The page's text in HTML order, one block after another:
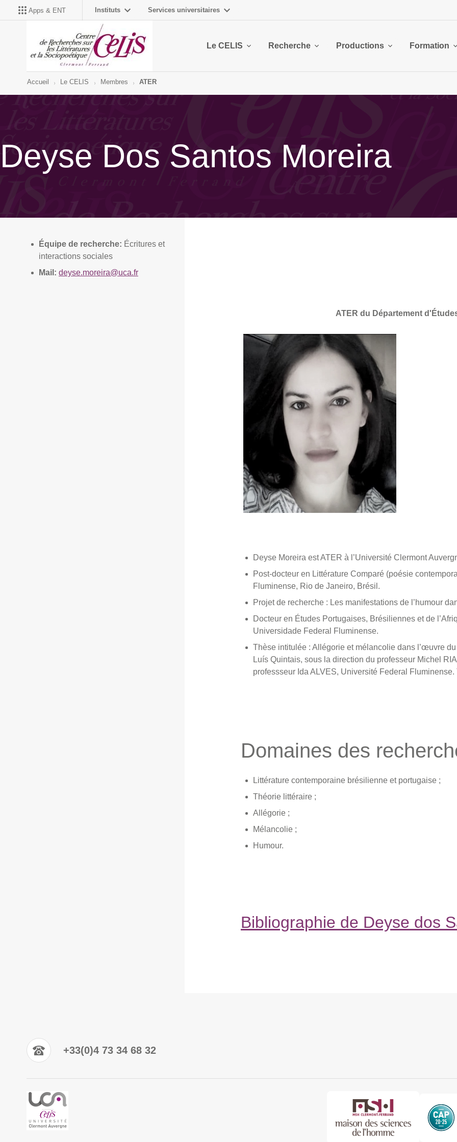
Apps & ENT Instituts Services universitaires
Le CELIS Recherche Productions Formation
Accueil Le CELIS Membres ATER
Deyse Dos Santos Moreira
ATER du Département
Deyse Moreira est ATER à l’Université Clermont
Post-docteur en Littérature Comparé (poésie
Fluminense, Rio de Janeiro, Brésil.
Projet de recherche : Les manifestations de l’humour
Docteur en Études Portugaises, Brésiliennes et de
Universidade Federal Fluminense.
Thèse intitulée : Allégorie et mélancolie dans l’œuvre
Luís Quintais, sous la direction du professeur Michel
professseur Ida ALVES, Université Federal
Domaines des
Littérature contemporaine brésilienne et portugaise ;
Théorie littéraire ;
Allégorie ;
Mélancolie ;
Humour.
Bibliographie de Deyse dos
Équipe de recherche: Écritures et
interactions sociales
Mail: deyse.moreira@uca.fr
+33(0)4 73 34 68 32